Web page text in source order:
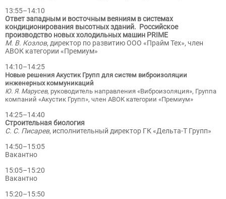
13:55–14:10
Ответ западным и восточным веяниям в системах
кондиционирования высотных зданий. Российское
производство новых холодильных машин PRIME
М. В. Козлов, директор по развитию ООО «Прайм Тех», член
АВОК категории «Премиум»
14:10–14:25
Новые решения Акустик Групп для систем виброизоляции
инженерных коммуникаций
Ю. Я. Марусев, руководитель направления «Виброизоляция», Группа
компаний «Акустик Групп», член АВОК категории «Премиум»
14:25–14:40
Строительная биология
С. С. Писарев, исполнительный директор ГК «Дельта-Т Групп»
14:50–15:05
Вакантно
15:05–15:20
Вакантно
15:20–15:50